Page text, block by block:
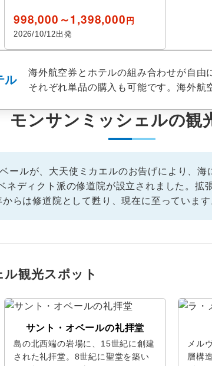
マリー
998,000～1,398,000円
2026/10/12出発
ル
海外航空券とホテルの組み合わせが自由
それぞれ単品の購入も可能です。 海外航
モンサンミッシェルの観
ールが、大天使ミカエルのお告げにより、
ネディクト派の修道院が設立されました。拡
らは修道院として甦り、現在に至っています
観光スポット
サント・オベールの礼拝堂
島の北西端の岩場に、15世紀に創建
された礼拝堂。8世紀に聖堂を築い
メル
層構